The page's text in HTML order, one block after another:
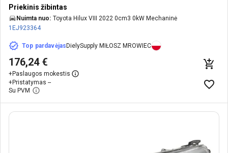
Priekinis žibintas
Nuimta nuo: Toyota Hilux VIII 2022 0cm3 0kW Mechaninė
1EJ923364
Top pardavėjasDielySupply MIŁOSZ MROWIEC
176,24 €
+Paslaugos mokestis
+Pristatymas --
Su PVM